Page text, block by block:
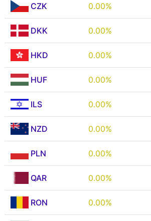
CZK 0.00%
DKK 0.00%
HKD 0.00%
HUF 0.00%
ILS 0.00%
NZD 0.00%
PLN 0.00%
QAR 0.00%
RON 0.00%